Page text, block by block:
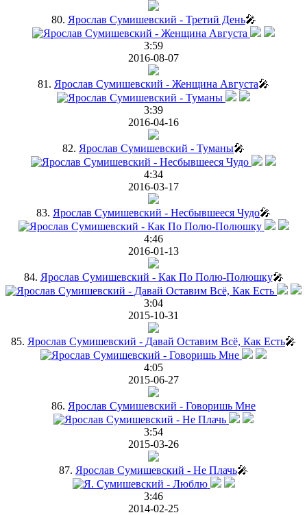
80. Ярослав Сумишевский - Третий День🎤
3:59
2016-08-07
81. Ярослав Сумишевский - Женщина Августа🎤
3:39
2016-04-16
82. Ярослав Сумишевский - Туманы🎤
4:34
2016-03-17
83. Ярослав Сумишевский - Несбывшееся Чудо🎤
4:46
2016-01-13
84. Ярослав Сумишевский - Как По Полю-Полюшку🎤
3:04
2015-10-31
85. Ярослав Сумишевский - Давай Оставим Всё, Как Есть🎤
4:05
2015-06-27
86. Ярослав Сумишевский - Говоришь Мне
3:54
2015-03-26
87. Ярослав Сумишевский - Не Плачь🎤
3:46
2014-02-25